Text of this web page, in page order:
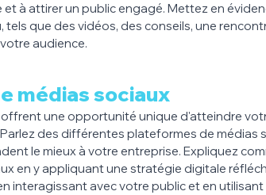
à attirer un public engagé. Mettez en
que des vidéos, des conseils, une
audience.
médias sociaux
une opportunité unique d'atteindre
des différentes plateformes de médias
le mieux à votre entreprise. Expliquez
en y appliquant une stratégie digitale
interagissant avec votre public et en